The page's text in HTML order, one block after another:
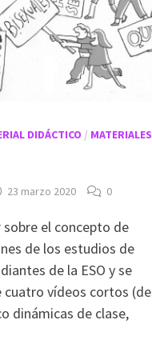
DIDÁCTICO / MATERIALES
23 marzo 2020 0
el concepto de
de los estudios de
de la ESO y se
cuatro vídeos cortos (de
dinámicas de clase,